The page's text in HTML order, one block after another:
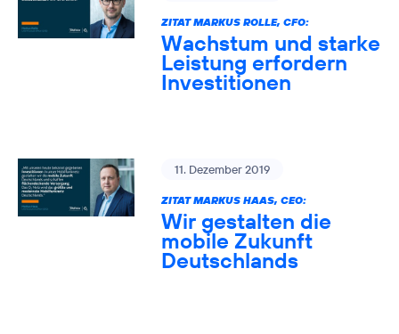
ZITAT MARKUS ROLLE, CFO:
Wachstum und starke
Leistung erfordern
Investitionen
11. Dezember 2019
ZITAT MARKUS HAAS, CEO:
Wir gestalten die
mobile Zukunft
Deutschlands